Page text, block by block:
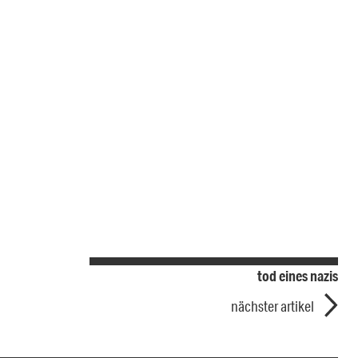
tod eines nazis
nächster artikel